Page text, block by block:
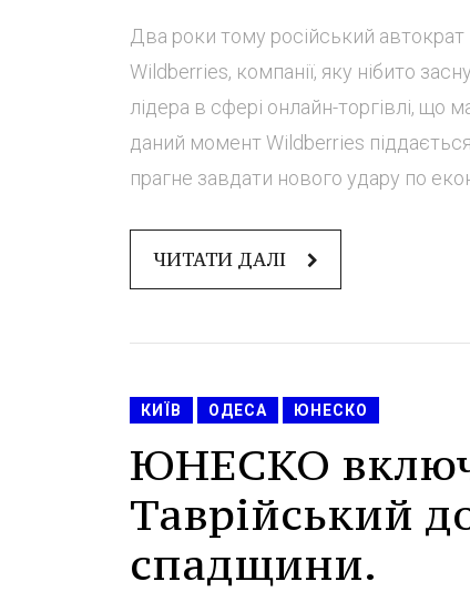
Два роки тому російський автократ
Wildberries, компанії, яку нібито
лідера в сфері онлайн-торгівлі, що
даний момент Wildberries
прагне завдати нового удару по
ЧИТАТИ ДАЛІ
КИЇВ ОДЕСА ЮНЕСКО
ЮНЕСКО
Таврійський
спадщини.